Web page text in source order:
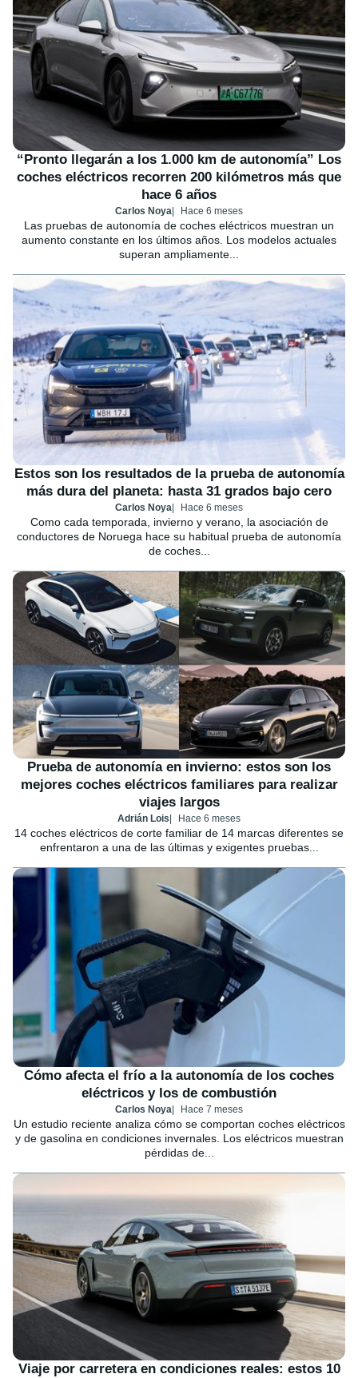
“Pronto llegarán a los 1.000 km de autonomía” Los
coches eléctricos recorren 200 kilómetros más que
hace 6 años
Carlos Noya Hace 6 meses
Las pruebas de autonomía de coches eléctricos muestran un
aumento constante en los últimos años. Los modelos actuales
superan ampliamente...
Estos son los resultados de la prueba de autonomía
más dura del planeta: hasta 31 grados bajo cero
Carlos Noya Hace 6 meses
Como cada temporada, invierno y verano, la asociación de
conductores de Noruega hace su habitual prueba de autonomía
de coches...
Prueba de autonomía en invierno: estos son los
mejores coches eléctricos familiares para realizar
viajes largos
Adrián Lois Hace 6 meses
14 coches eléctricos de corte familiar de 14 marcas diferentes se
enfrentaron a una de las últimas y exigentes pruebas...
Cómo afecta el frío a la autonomía de los coches
eléctricos y los de combustión
Carlos Noya Hace 7 meses
Un estudio reciente analiza cómo se comportan coches eléctricos
y de gasolina en condiciones invernales. Los eléctricos muestran
pérdidas de...
Viaje por carretera en condiciones reales: estos 10